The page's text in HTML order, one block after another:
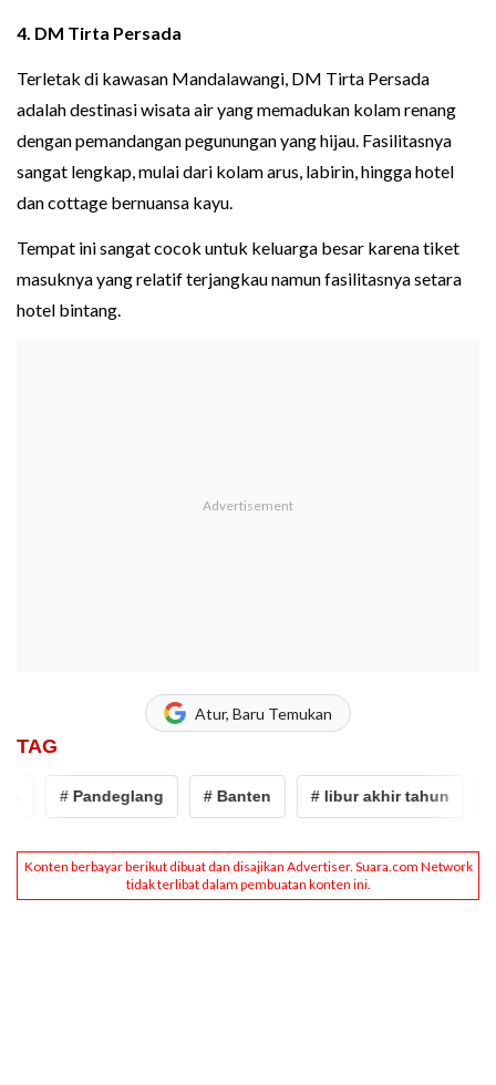
4. DM Tirta Persada
Terletak di kawasan Mandalawangi, DM Tirta Persada
adalah destinasi wisata air yang memadukan kolam renang
dengan pemandangan pegunungan yang hijau. Fasilitasnya
sangat lengkap, mulai dari kolam arus, labirin, hingga hotel
dan cottage bernuansa kayu.
Tempat ini sangat cocok untuk keluarga besar karena tiket
masuknya yang relatif terjangkau namun fasilitasnya setara
hotel bintang.
Atur, Baru Temukan
TAG
# Pandeglang # Banten # libur akhir tahun